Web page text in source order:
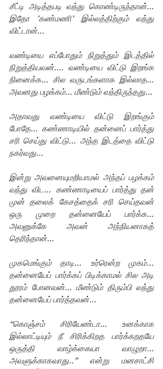
சீட்டி அடித்தபடி வந்து கொண்டிருந்தான்…
இதோ ’கண்மணி’ இல்லத்திற்கும் வந்து
விட்டான்…
வண்டியை எப்போதும் நிறுத்தும் இடத்தில்
நிறுத்தியவன்…. வண்டியை விட்டு இறங்க
நினைக்க… சில வருடங்களாக இல்லாத…
அவனது பழக்கம்… மீண்டும் வந்திருந்தது…
அதாவது வண்டியை விட்டு இறங்கும்
போதே… கண்ணாடியில் தன்னைப் பார்த்து
சரி செய்து விட்டு… அந்த இடத்தை விட்டு
நகர்வது…
இன்று அவனையுமறியாமல் அந்தப் பழக்கம்
வந்து விட… கண்ணாடியைப் பார்த்து தன்
முன் தலைக் கேசத்தைக் சரி செய்தவன்
ஒரு முறை தன்னையேப் பார்க்க…
அவனுக்கே அவன் அந்நியனாகத்
தெரிந்தான்…
முகமெங்கும் தாடி… உர்ரென்ற முகம்…
தன்னையேப் பார்க்கப் பிடிக்காமல் சில அடி
தூரம் போனவன்… மீண்டும் திரும்பி வந்து
தன்னையேப் பார்த்தவன்…
“கொஞ்சம் சிரியேண்டா… உனக்காக
இல்லாட்டியும் நீ சிரிக்கிறத பார்க்கறதயே
ஒருத்தி வாழ்க்கையா வாழுறா…
அவளுக்காகவாது..” என்று மனசாட்சி